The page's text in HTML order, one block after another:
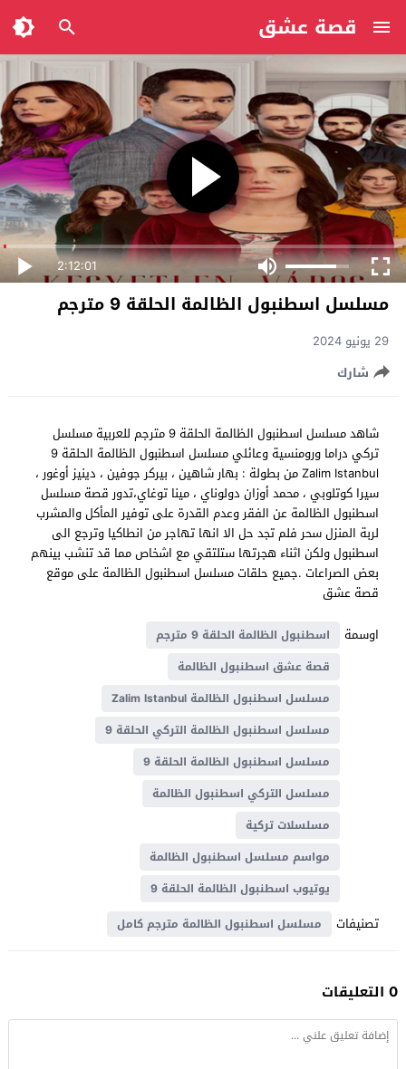
قصة عشق
2:12:01
مسلسل اسطنبول الظالمة الحلقة 9 مترجم
29 يونيو 2024
شارك
شاهد مسلسل اسطنبول الظالمة الحلقة 9 مترجم للعربية مسلسل
تركي دراما ورومنسية وعائلي مسلسل اسطنبول الظالمة الحلقة 9
Zalim Istanbul من بطولة : بهار شاهين ، بيركر جوفين ، دينيز أوغور ،
سيرا كوتلوبي ، محمد أوزان دولوناي ، مينا توغاي،تدور قصة مسلسل
اسطنبول الظالمة عن الفقر وعدم القدرة على توفير المأكل والمشرب
لربة المنزل سحر فلم تجد حل الا انها تهاجر من انطاكيا وترجع الى
اسطنبول ولكن اثناء هجرتها ستلتقي مع اشخاص مما قد تنشب بينهم
بعض الصراعات .جميع حلقات مسلسل اسطنبول الظالمة على موقع
قصة عشق
اوسمة
اسطنبول الظالمة الحلقة 9 مترجم
قصة عشق اسطنبول الظالمة
مسلسل اسطنبول الظالمة Zalim Istanbul
مسلسل اسطنبول الظالمة التركي الحلقة 9
مسلسل اسطنبول الظالمة الحلقة 9
مسلسل التركي اسطنبول الظالمة
مسلسلات تركية
مواسم مسلسل اسطنبول الظالمة
يوتيوب اسطنبول الظالمة الحلقة 9
تصنيفات مسلسل اسطنبول الظالمة مترجم كامل
0 التعليقات